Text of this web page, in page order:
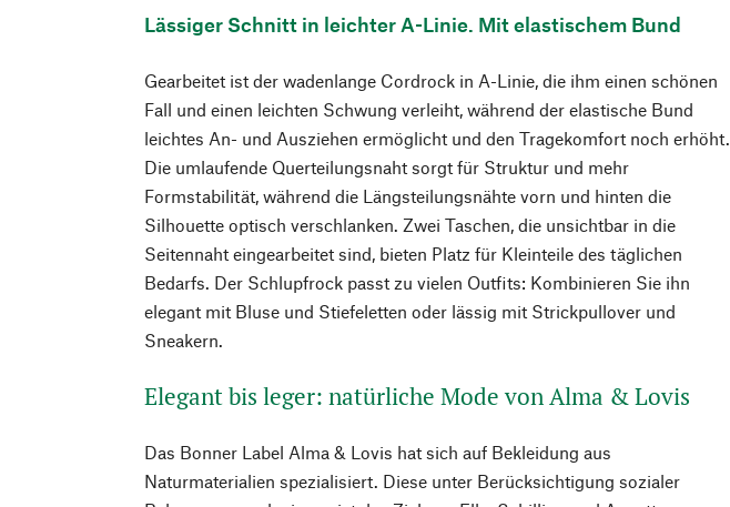
Lässiger Schnitt in leichter A-Linie. Mit elastischem Bund
Gearbeitet ist der wadenlange Cordrock in A-Linie, die ihm einen schönen
Fall und einen leichten Schwung verleiht, während der elastische Bund
leichtes An- und Ausziehen ermöglicht und den Tragekomfort noch erhöht.
Die umlaufende Querteilungsnaht sorgt für Struktur und mehr
Formstabilität, während die Längsteilungsnähte vorn und hinten die
Silhouette optisch verschlanken. Zwei Taschen, die unsichtbar in die
Seitennaht eingearbeitet sind, bieten Platz für Kleinteile des täglichen
Bedarfs. Der Schlupfrock passt zu vielen Outfits: Kombinieren Sie ihn
elegant mit Bluse und Stiefeletten oder lässig mit Strickpullover und
Sneakern.
Elegant bis leger: natürliche Mode von Alma & Lovis
Das Bonner Label Alma & Lovis hat sich auf Bekleidung aus
Naturmaterialien spezialisiert. Diese unter Berücksichtigung sozialer